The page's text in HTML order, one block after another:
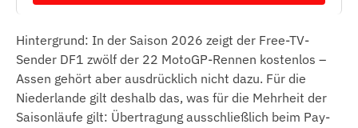
Hintergrund: In der Saison 2026 zeigt der Free-TV-
Sender DF1 zwölf der 22 MotoGP-Rennen kostenlos –
Assen gehört aber ausdrücklich nicht dazu. Für die
Niederlande gilt deshalb das, was für die Mehrheit der
Saisonläufe gilt: Übertragung ausschließlich beim Pay-